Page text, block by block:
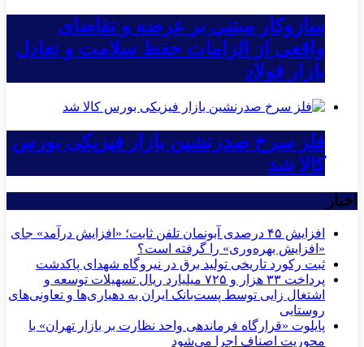
سازوکار مبتنی بر عرضه و تقاضای
واقعی از الزامات حفظ سلامت و تعادل
بازار فولاد
فلز سرخ صدرنشین بازار فیزیکی بورس
کالا شد
اخبار
افزایش ۴۵ درصدی آبونمان تلفن ثابت؛ «افزایش درآمد» جای
«افزایش بهره‌وری» را گرفته است؟
ثبت رکورد تاریخی تولید برق در نیروگاه شهدای پاکدشت
پرداخت ۳۳ هزار و ۷۲۵ میلیارد ریال تسهیلات توسعه و
اشتغال زایی توسط پست‌بانک ایران به دهیاری‌ها و تعاونی‌های
روستایی
پایلوت «قرارگاه فرماندهی واحد نظارت بر بازار تهران» با
محوریت اصناف اجرا می‌شود